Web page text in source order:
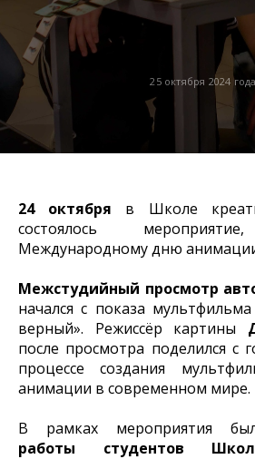
25 октября 2024 года
24 октября в Школе
состоялось
Международному дню
Межстудийный просмотр
начался с показа
верный». Режиссёр картины
после просмотра поделился с
процессе создания
анимации в современном мире.
В рамках мероприятия
работы студентов